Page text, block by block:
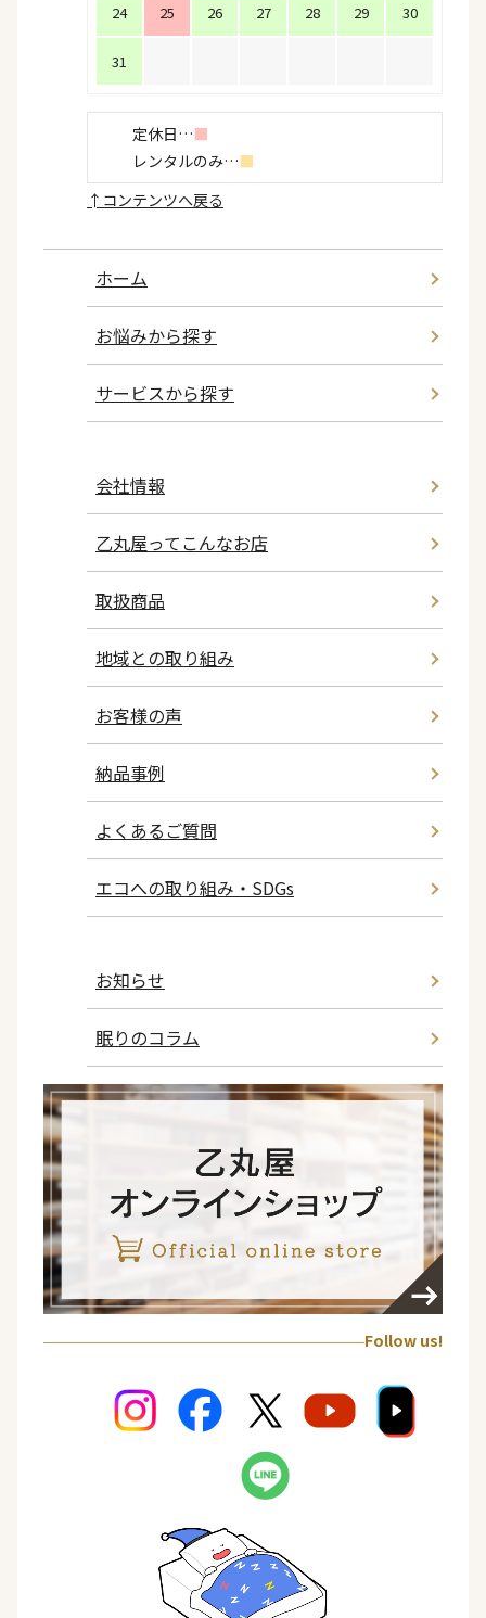
24 25 26 27 28 29 30
31
定休日…■
レンタルのみ…■
↑ コンテンツへ戻る
ホーム
お悩みから探す
サービスから探す
会社情報
乙丸屋ってこんなお店
取扱商品
地域との取り組み
お客様の声
納品事例
よくあるご質問
エコへの取り組み・SDGs
お知らせ
眠りのコラム
Follow us!